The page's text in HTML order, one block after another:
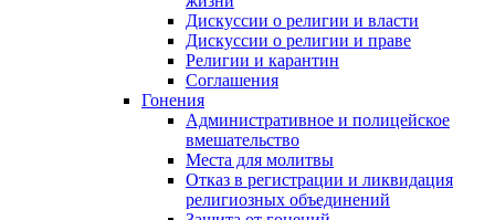
Дискуссии о религии и власти
Дискуссии о религии и праве
Религии и карантин
Соглашения
Гонения
Административное и полицейское
вмешательство
Места для молитвы
Отказ в регистрации и ликвидация
религиозных объединений